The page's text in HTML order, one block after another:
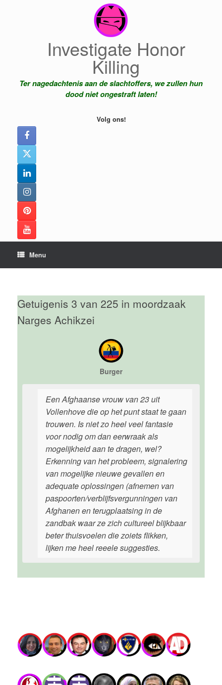
Investigate Honor
Killing
Ter nagedachtenis aan de slachtoffers, we zullen hun
dood niet ongestraft laten!
Volg ons!
Menu
Getuigenis 3 van 225 in moordzaak
Narges Achikzei
Burger
Een Afghaanse vrouw van 23 uit
Vollenhove die op het punt staat te gaan
trouwen. Is niet zo heel veel fantasie
voor nodig om dan eerwraak als
mogelijkheid aan te dragen, wel?
Erkenning van het probleem, signalering
van mogelijke nieuwe gevallen en
adequate oplossingen (afnemen van
paspoorten/verblijfsvergunningen van
Afghanen en terugplaatsing in de
zandbak waar ze zich cultureel blijkbaar
beter thuisvoelen die zoiets flikken,
lijken me heel reeele suggesties.